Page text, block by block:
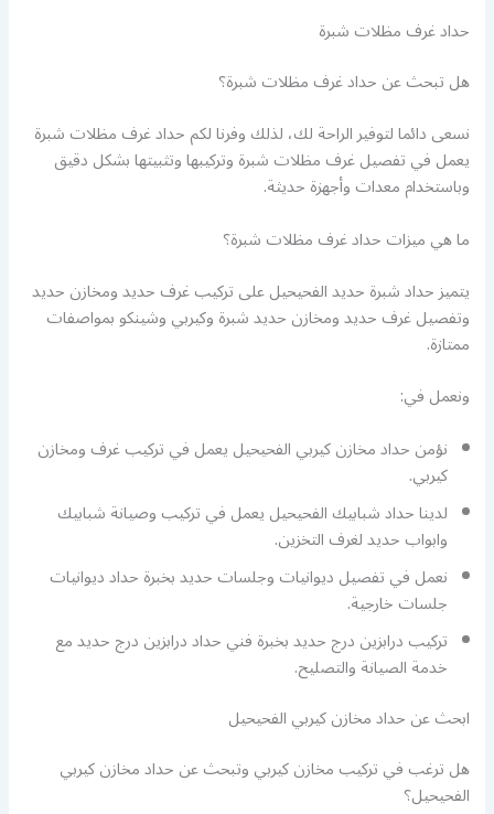
حداد غرف مظلات شبرة
هل تبحث عن حداد غرف مظلات شبرة؟
نسعى دائما لتوفير الراحة لك، لذلك وفرنا لكم حداد غرف مظلات شبرة
يعمل في تفصيل غرف مظلات شبرة وتركيبها وتثبيتها بشكل دقيق
وباستخدام معدات وأجهزة حديثة.
ما هي ميزات حداد غرف مظلات شبرة؟
يتميز حداد شبرة حديد الفحيحيل على تركيب غرف حديد ومخازن حديد
وتفصيل غرف حديد ومخازن حديد شبرة وكيربي وشينكو بمواصفات
ممتازة.
ونعمل في:
نؤمن حداد مخازن كيربي الفحيحيل يعمل في تركيب غرف ومخازن
كيربي.
لدينا حداد شبابيك الفحيحيل يعمل في تركيب وصيانة شبابيك
وابواب حديد لغرف التخزين.
نعمل في تفصيل ديوانيات وجلسات حديد بخبرة حداد ديوانيات
جلسات خارجية.
تركيب درابزين درج حديد بخبرة فني حداد درابزين درج حديد مع
خدمة الصيانة والتصليح.
ابحث عن حداد مخازن كيربي الفحيحيل
هل ترغب في تركيب مخازن كيربي وتبحث عن حداد مخازن كيربي
الفحيحيل؟